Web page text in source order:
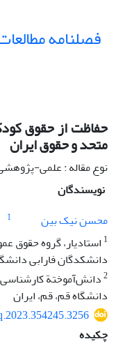
فصلنامه
حفاظت از حقوق
متحد و حقوق ایران
نوع مقاله : علمی-
نویسندگان
محسن نیک بین
1
1 استادیار، گروه حقوق
دانشکدگان فارابی
2دانش‌آموختة
دانشگاه قم،‎ ‎قم، ایران
چکیده